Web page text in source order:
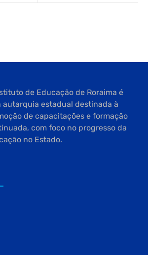
de Educação de Roraima é
autarquia estadual destinada à
de capacitações e formação
com foco no progresso da
no Estado.